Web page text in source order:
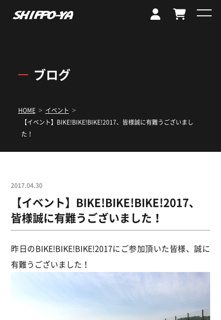
ブログ
HOME > イベント >
【イベント】BIKE!BIKE!BIKE!2017、皆様誠に有難うございまし
た！
2017.04.30
【イベント】BIKE!BIKE!BIKE!2017、
皆様誠に有難うございました！
昨日のBIKE!BIKE!BIKE!2017にご参加頂いた皆様、誠に
有難うございました！